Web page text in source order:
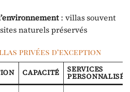
: villas souvent
naturels préservés
privées d’exception
CAPACITÉ SERVICES
PERSONNALISÉS